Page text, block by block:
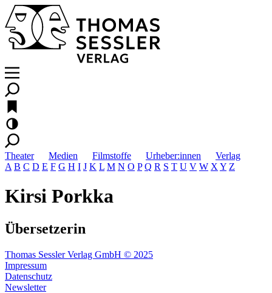
Theater Medien Filmstoffe Urheber:innen
Verlag
A B C D E F G H I J K L M N O P Q R S T U V W X Y Z
Kirsi Porkka
Übersetzerin
Thomas Sessler Verlag GmbH © 2025
Impressum
Datenschutz
Newsletter